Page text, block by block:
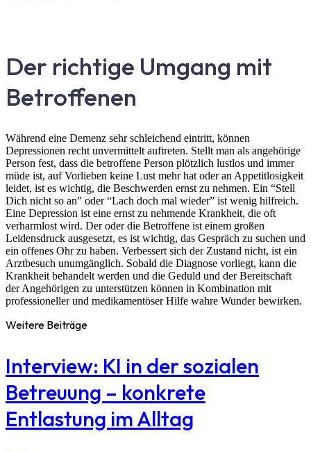
Der richtige Umgang mit
Betroffenen
Während eine Demenz sehr schleichend eintritt, können
Depressionen recht unvermittelt auftreten. Stellt man als angehörige
Person fest, dass die betroffene Person plötzlich lustlos und immer
müde ist, auf Vorlieben keine Lust mehr hat oder an Appetitlosigkeit
leidet, ist es wichtig, die Beschwerden ernst zu nehmen. Ein “Stell
Dich nicht so an” oder “Lach doch mal wieder” ist wenig hilfreich.
Eine Depression ist eine ernst zu nehmende Krankheit, die oft
verharmlost wird. Der oder die Betroffene ist einem großen
Leidensdruck ausgesetzt, es ist wichtig, das Gespräch zu suchen und
ein offenes Ohr zu haben. Verbessert sich der Zustand nicht, ist ein
Arztbesuch unumgänglich. Sobald die Diagnose vorliegt, kann die
Krankheit behandelt werden und die Geduld und der Bereitschaft
der Angehörigen zu unterstützen können in Kombination mit
professioneller und medikamentöser Hilfe wahre Wunder bewirken.
Weitere Beiträge
Interview: KI in der sozialen
Betreuung – konkrete
Entlastung im Alltag